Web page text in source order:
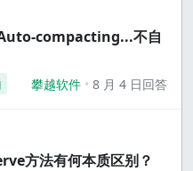
compacting...不自
攀越软件 8 月 4 日回答
方法有何本质区别？